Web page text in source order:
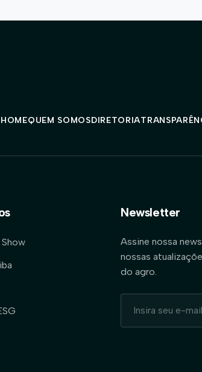
HOMEQUEM SOMOSDIRETORIA
Show
Newsletter
Assine nossa
nossas
do agro.